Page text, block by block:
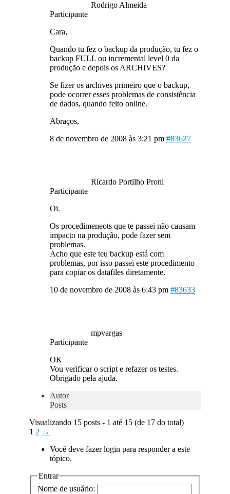
Rodrigo Almeida
Participante
Cara,
Quando tu fez o backup da produção, tu fez o
backup FULL ou incremental level 0 da
produção e depois os ARCHIVES?
Se fizer os archives primeiro que o backup,
pode ocorrer esses problemas de consistência
de dados, quando feito online.
Abraços,
8 de novembro de 2008 às 3:21 pm #83627
Ricardo Portilho Proni
Participante
Oi.
Os procedimeneots que te passei não causam
impacto na produção, pode fazer sem
problemas.
Acho que este teu backup está com
problemas, por isso passei este procedimento
para copiar os datafiles diretamente.
10 de novembro de 2008 às 6:43 pm #83633
mpvargas
Participante
OK
Vou verificar o script e refazer os testes.
Obrigado pela ajuda.
Autor
Posts
Visualizando 15 posts - 1 até 15 (de 17 do total)
1 2 →
Você deve fazer login para responder a este
tópico.
Entrar
Nome de usuário: